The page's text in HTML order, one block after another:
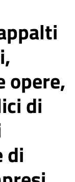
opere,
di
di